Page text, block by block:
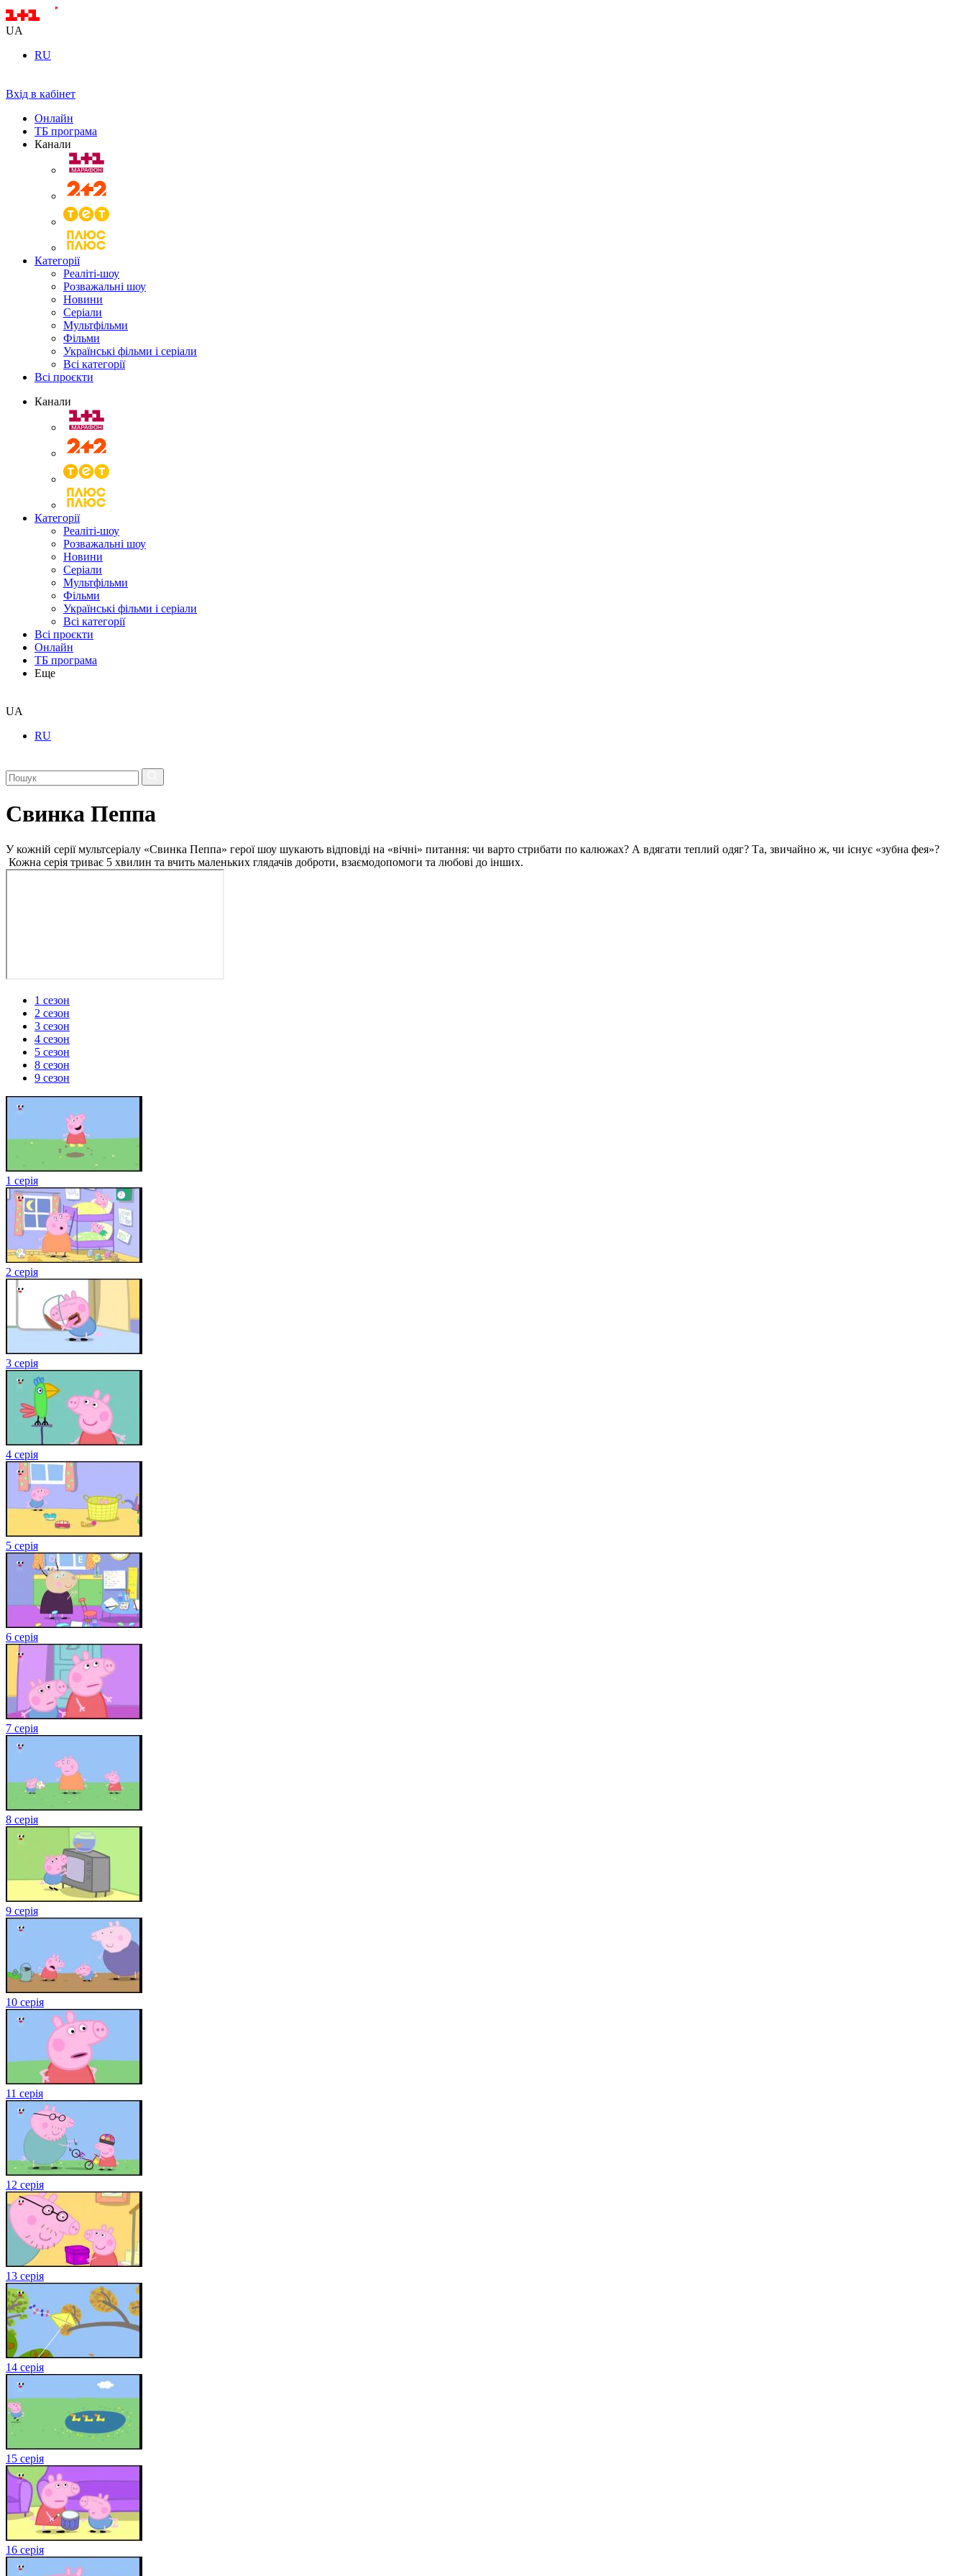
UA
RU
Вхід в кабінет
Онлайн
ТБ програма
Канали
Категорії
Реаліті-шоу
Розважальні шоу
Новини
Серіали
Мультфільми
Фільми
Українські фільми і серіали
Всі категорії
Всі проєкти
Канали
Категорії
Реаліті-шоу
Розважальні шоу
Новини
Серіали
Мультфільми
Фільми
Українські фільми і серіали
Всі категорії
Всі проєкти
Онлайн
ТБ програма
Еще
UA
RU
Свинка Пеппа
У кожній серії мультсеріалу «Свинка Пеппа» герої шоу шукають відповіді на «вічні» питання: чи варто стрибати по калюжах? А вдягати теплий одяг? Та, звичайно ж, чи існує «зубна фея»?
Кожна серія триває 5 хвилин та вчить маленьких глядачів доброти, взаємодопомоги та любові до інших.
1 сезон
2 сезон
3 сезон
4 сезон
5 сезон
8 сезон
9 сезон
1 серія
2 серія
3 серія
4 серія
5 серія
6 серія
7 серія
8 серія
9 серія
10 серія
11 серія
12 серія
13 серія
14 серія
15 серія
16 серія